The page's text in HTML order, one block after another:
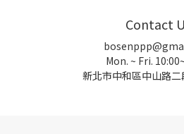
Contact
Mon. ~ Fri.
新北市中和區中山路